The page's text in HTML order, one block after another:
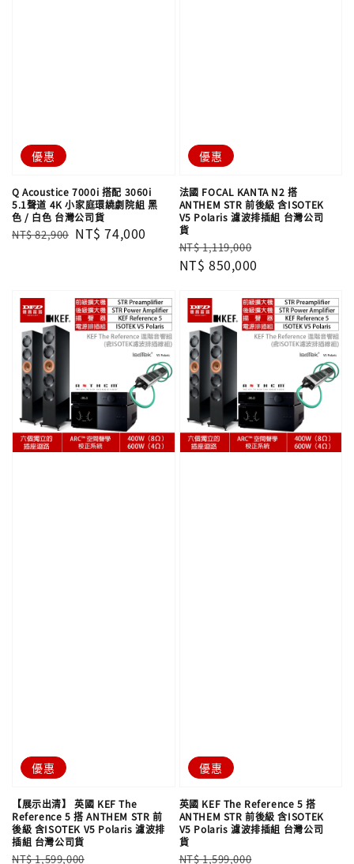
優惠
Q Acoustice 7000i 搭配 3060i
5.1聲道 4K 小家庭環繞劇院組 黑
色 / 白色 台灣公司貨
Regular
NT$ 82,900 Sale
NT$ 74,000
優惠
法國 FOCAL KANTA N2 搭
ANTHEM STR 前後級 含ISOTEK
V5 Polaris 濾波排插組 台灣公司
貨
Regular
price
NT$ 1,119,000
NT$ 850,000
優惠
【展示出清】 英國 KEF The
Reference 5 搭 ANTHEM STR 前
後級 含ISOTEK V5 Polaris 濾波排
插組 台灣公司貨
Regular
NT$ 1,599,000
優惠
英國 KEF The Reference 5 搭
ANTHEM STR 前後級 含ISOTEK
V5 Polaris 濾波排插組 台灣公司
貨
Regular
NT$ 1,599,000